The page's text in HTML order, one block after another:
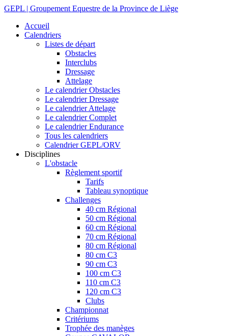
GEPL | Groupement Equestre de la Province de Liège
Accueil
Calendriers
Listes de départ
Obstacles
Interclubs
Dressage
Attelage
Le calendrier Obstacles
Le calendrier Dressage
Le calendrier Attelage
Le calendrier Complet
Le calendrier Endurance
Tous les calendriers
Calendrier GEPL/ORV
Disciplines
L'obstacle
Règlement sportif
Tarifs
Tableau synoptique
Challenges
40 cm Régional
50 cm Régional
60 cm Régional
70 cm Régional
80 cm Régional
80 cm C3
90 cm C3
100 cm C3
110 cm C3
120 cm C3
Clubs
Championnat
Critériums
Trophée des manèges